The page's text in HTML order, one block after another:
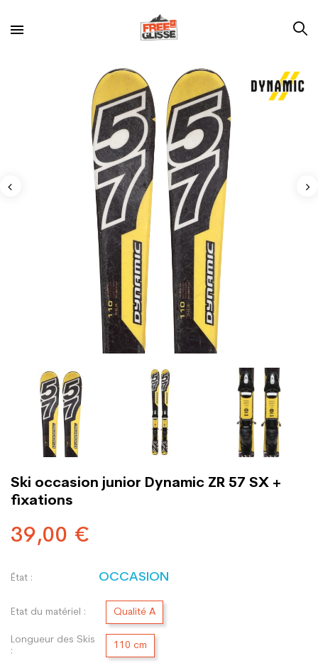
Ski occasion junior Dynamic ZR 57 SX +
fixations
39,00 €
État : OCCASION
Etat du matériel : Qualité A
Longueur des Skis
:
110 cm